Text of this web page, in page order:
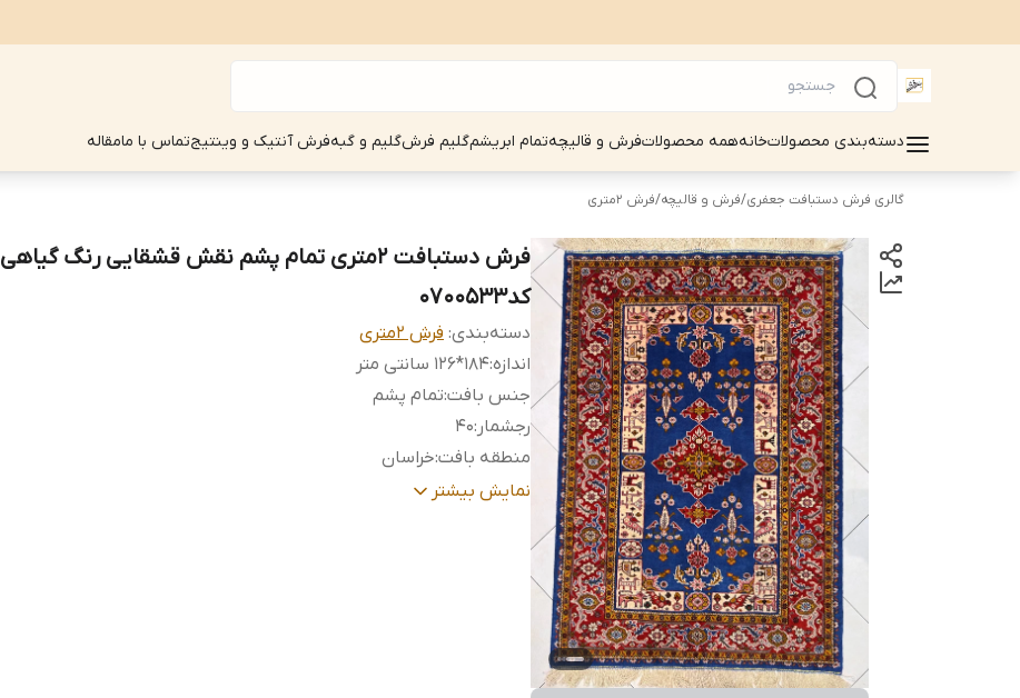
دسته‌بندی محصولاتخانههمه محصولاتفرش و قالیچهتمام ابریشمگلیم فرشگلیم و گبهفرش آنتیک و وینتیجتماس با مامقاله
گالری فرش دستبافت جعفری/فرش و قالیچه/فرش 2متری
فرش دستبافت 2متری تمام پشم نقش قشقایی رنگ گیاهی
کد0700533
دسته‌بندی: فرش 2متری
اندازه:184*126 سانتی متر
جنس بافت:تمام پشم
رجشمار :
40
منطقه بافت:خراسان
نوع رنگرزی:گیاهینمایش بیشتر